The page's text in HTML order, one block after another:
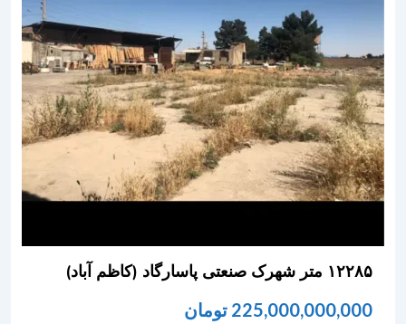
۱۲۲۸۵ متر شهرک صنعتی پاسارگاد (کاظم آباد)
225,000,000,000 تومان